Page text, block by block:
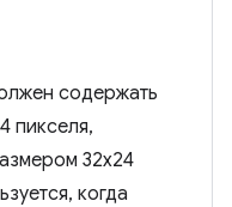
содержать
пикселя,
32x24
когда